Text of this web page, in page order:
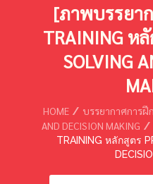
[ภาพบรรยา
TRAINING ห
SOLVING
HOME บรรยากาศการฝึ
AND DECISION MAKING
TRAINING หลักสูตร